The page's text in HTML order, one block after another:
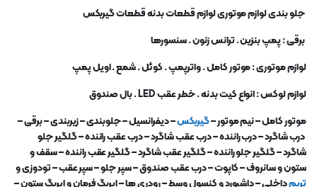
جلو بندی لوازم موتوری لوازم قطعات بدنه قطعات گیربکس
برقی : پمپ بنزین . ترانس زنون . سنسورها
لوازم موتوری : موتور کامل . واترپمپ . کوئل . شمع . اویل پمپ
لوازم لوکس : انواع کیت بدنه . خطر عقبLED .
بال صندوق
موتور کامل–نیم موتور–گیربکس–دیفرانسیل–جلوبندی–زیربندی–برقی–
درب شاگرد–درب راننده–درب عقب شاگرد–درب عقب راننده–گلگیر جلو
شاگرد–گلگیر جلو راننده–گلگیر عقب شاگرد–گلگیر عقب راننده–سقف و
ستون و سانروف–کاپوت–درب عقب صندوق–سپر جلو–سپر عقب–تودوزی و
تریمداخلی–داشبورد و کنسول وسط–رودری ها–ایربگ فرمان و ایربگ ستون–